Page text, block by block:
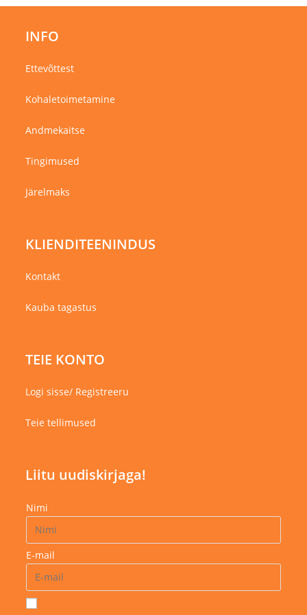
INFO
Ettevõttest
Kohaletoimetamine
Andmekaitse
Tingimused
Järelmaks
KLIENDITEENINDUS
Kontakt
Kauba tagastus
TEIE KONTO
Logi sisse/ Registreeru
Teie tellimused
Liitu uudiskirjaga!
Nimi
E-mail